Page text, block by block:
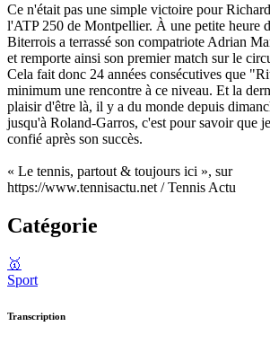
Ce n'était pas une simple victoire pour
l'ATP 250 de Montpellier. À une petite heure
Biterrois a terrassé son compatriote Adrian
et remporte ainsi son premier match sur le
Cela fait donc 24 années consécutives que
minimum une rencontre à ce niveau. Et la
plaisir d'être là, il y a du monde depuis
jusqu'à Roland-Garros, c'est pour savoir que
confié après son succès.
« Le tennis, partout & toujours ici », sur
https://www.tennisactu.net / Tennis Actu
Catégorie
🥇
Sport
Transcription